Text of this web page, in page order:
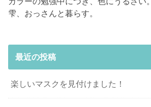
雫、おっさんと暮らす。
最近の投稿
楽しいマスクを見付けました！